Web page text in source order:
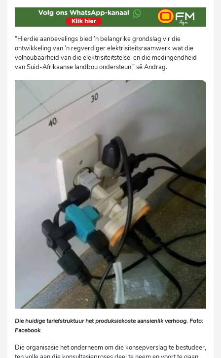
“Hierdie aanbevelings bied ’n belangrike grondslag vir die
ontwikkeling van ’n regverdiger elektrisiteitsraamwerk wat die
volhoubaarheid van die elektrisiteitstelsel en die medingendheid
van Suid-Afrikaanse landbou ondersteun,” sê Andrag.
Die huidige tariefstruktuur het produksiekoste aansienlik verhoog. Foto:
Facebook
Die organisasie het onderneem om die konsepverslag te bestudeer,